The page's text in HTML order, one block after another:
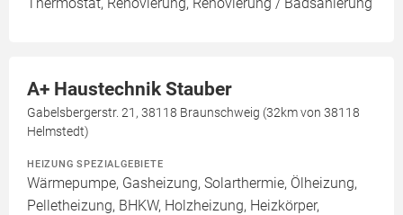
A+ Haustechnik Stauber
Gabelsbergerstr. 21, 38118 Braunschweig (32km von 38118
Helmstedt)
HEIZUNG SPEZIALGEBIETE
Wärmepumpe, Gasheizung, Solarthermie, Ölheizung,
Pelletheizung, BHKW, Holzheizung, Heizkörper,